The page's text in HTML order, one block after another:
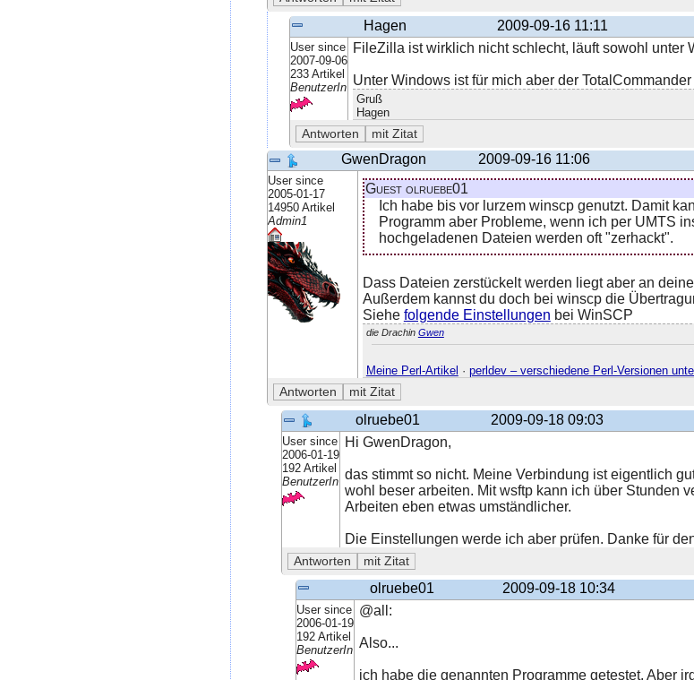
Hagen 2009-09-16 11:11
User since
2007-09-06
233 Artikel
BenutzerIn
FileZilla ist wirklich nicht schlecht, läuft sowohl unter
Unter Windows ist für mich aber der
Gruß
Hagen
GwenDragon 2009-09-16 11:06
User since
2005-01-17
14950 Artikel
Admin1
Guest olruebe01
Ich habe bis vor lurzem winscp genutzt. Damit
Programm aber Probleme, wenn ich per UMTS
hochgeladenen Dateien werden oft "zerhackt".
Dass Dateien zerstückelt werden liegt aber an
Außerdem kannst du doch bei winscp die
Siehe folgende Einstellungen bei WinSCP
die Drachin Gwen
Meine Perl-Artikel · perldev – verschiedene Perl-Versionen
olruebe01 2009-09-18 09:03
User since
2006-01-19
192 Artikel
BenutzerIn
Hi GwenDragon,
das stimmt so nicht. Meine Verbindung ist eigentlich
wohl beser arbeiten. Mit wsftp kann ich über Stunden
Arbeiten eben etwas umständlicher.
Die Einstellungen werde ich aber prüfen. Danke für
olruebe01 2009-09-18 10:34
User since
2006-01-19
192 Artikel
BenutzerIn
@all:
Also...
ich habe die genannten Programme getestet. Aber